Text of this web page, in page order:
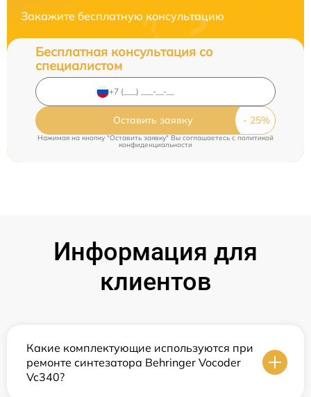
Закажите бесплатную консультацию
Бесплатная консультация со
специалистом
Оставить заявку
Нажимая на кнопку "Оставить заявку" Вы соглашаетесь cполитикой
конфиденциальности
Информация для
клиентов
Какие комплектующие используются при
ремонте синтезатора Behringer Vocoder
Vc340?